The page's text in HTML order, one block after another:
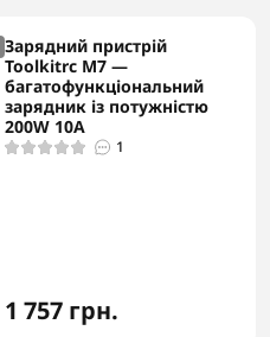
Зарядний пристрій
Toolkitrc M7 —
багатофункціональний
зарядник із потужністю
200W 10A
1
1 757 грн.